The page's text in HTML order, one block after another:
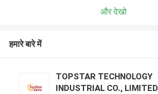
और देखो
हमारे बारे में
TOPSTAR TECHNOLOGY
INDUSTRIAL CO., LIMITED